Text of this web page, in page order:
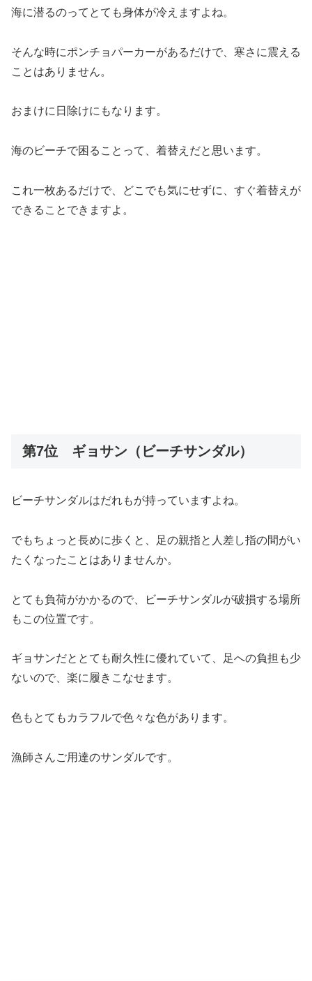
海に潜るのってとても身体が冷えますよね。
そんな時にポンチョパーカーがあるだけで、寒さに震える
ことはありません。
おまけに日除けにもなります。
海のビーチで困ることって、着替えだと思います。
これ一枚あるだけで、どこでも気にせずに、すぐ着替えが
できることできますよ。
第7位 ギョサン（ビーチサンダル）
ビーチサンダルはだれもが持っていますよね。
でもちょっと長めに歩くと、足の親指と人差し指の間がい
たくなったことはありませんか。
とても負荷がかかるので、ビーチサンダルが破損する場所
もこの位置です。
ギョサンだととても耐久性に優れていて、足への負担も少
ないので、楽に履きこなせます。
色もとてもカラフルで色々な色があります。
漁師さんご用達のサンダルです。